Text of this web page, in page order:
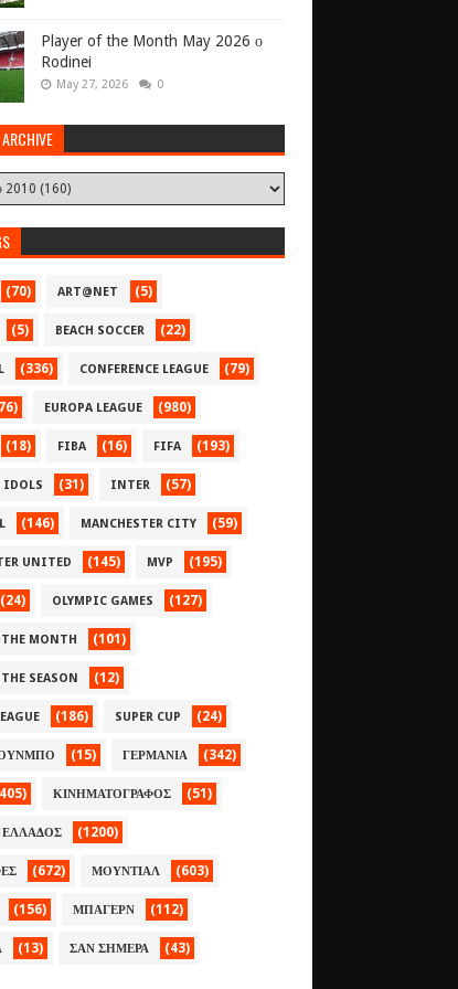
Player of the Month May 2026 ο
Rodinei
May 27, 2026 0
(70) ART@NET (5)
(5) BEACH SOCCER (22)
(336) CONFERENCE LEAGUE (79)
EUROPA LEAGUE (980)
(18) FIBA (16) FIFA (193)
IDOLS (31) INTER (57)
(146) MANCHESTER CITY (59)
UNITED (145) MVP (195)
(24) OLYMPIC GAMES (127)
THE MONTH (101)
THE SEASON (12)
(186) SUPER CUP (24)
(15) ΓΕΡΜΑΝΙΑ (342)
ΚΙΝΗΜΑΤΟΓΡΑΦΟΣ (51)
(1200)
(672) ΜΟΥΝΤΙΑΛ (603)
(156) ΜΠΑΓΕΡΝ (112)
(13) ΣΑΝ ΣΗΜΕΡΑ (43)